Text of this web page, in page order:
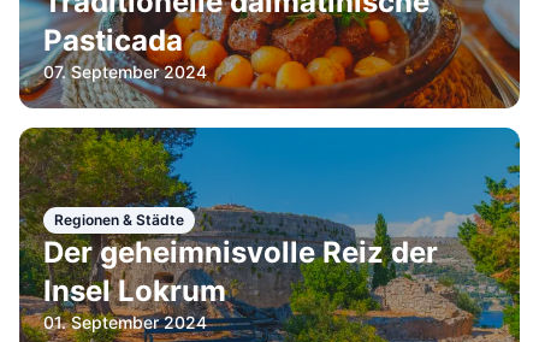
Pasticada
07. September 2024
Regionen & Städte
Der geheimnisvolle Reiz der
Insel Lokrum
01. September 2024